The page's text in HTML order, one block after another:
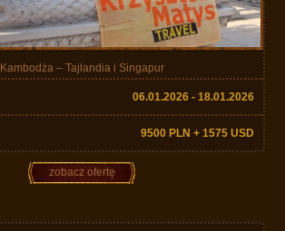
Kambodża – Tajlandia i Singapur
06.01.2026 - 18.01.2026
9500 PLN + 1575 USD
zobacz ofertę